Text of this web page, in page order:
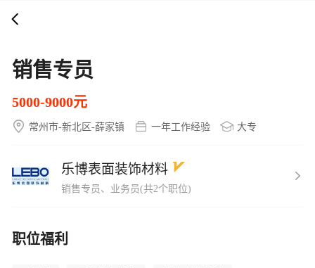
销售专员
5000-9000元
常州市-新北区-薛家镇 一年工作经验 大专
乐博表面装饰材料
销售专员、业务员(共2个职位)
职位福利